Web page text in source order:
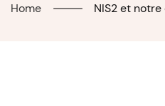
Home NIS2 et